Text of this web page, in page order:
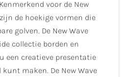
voor de New
de hoekige vormen die
golven. De New Wave
collectie borden en
een creatieve presentatie
maken. De New Wave